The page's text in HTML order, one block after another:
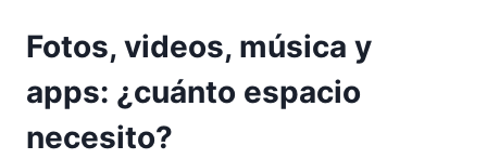
Fotos, videos, música y
apps: ¿cuánto espacio
necesito?